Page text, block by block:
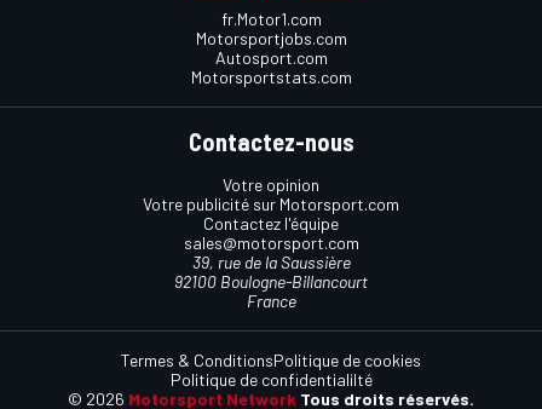
fr.Motor1.com
Motorsportjobs.com
Autosport.com
Motorsportstats.com
Contactez-nous
Votre opinion
Votre publicité sur Motorsport.com
Contactez l'équipe
sales@motorsport.com
39, rue de la Saussière
92100 Boulogne-Billancourt
France
© 2026 Motorsport Network Tous droits réservés.
Termes & ConditionsPolitique de cookies
Politique de confidentialilté